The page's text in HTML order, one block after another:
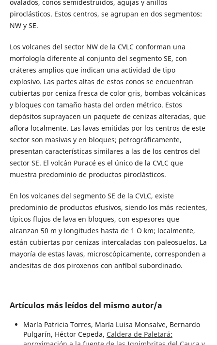
ovalados, conos semidestruidos, agujas y anillos
piroclásticos. Estos centros, se agrupan en dos segmentos:
NW y SE.
Los volcanes del sector NW de la CVLC conforman una
morfología diferente al conjunto del segmento SE, con
cráteres amplios que indican una actividad de tipo
explosivo. Las partes altas de estos conos se encuentran
cubiertas por ceniza fresca de color gris, bombas volcánicas
y bloques con tamaño hasta del orden métrico. Estos
depósitos suprayacen un paquete de cenizas alteradas, que
aflora localmente. Las lavas emitidas por los centros de este
sector son masivas y en bloques; petrográficamente,
presentan características similares a las de los centros del
sector SE. El volcán Puracé es el único de la CVLC que
muestra predominio de productos piroclásticos.
En los volcanes del segmento SE de la CVLC, existe
predominio de productos efusivos, siendo los más recientes,
típicos flujos de lava en bloques, con espesores que
alcanzan 50 m y longitudes hasta de 1 O km; localmente,
están cubiertas por cenizas intercaladas con paleosuelos. La
mayoría de estas lavas, microscópicamente, corresponden a
andesitas de dos piroxenos con anfíbol subordinado.
Artículos más leídos del mismo autor/a
María Patricia Torres, María Luisa Monsalve, Bernardo
Pulgarín, Héctor Cepeda, Caldera de Paletará: